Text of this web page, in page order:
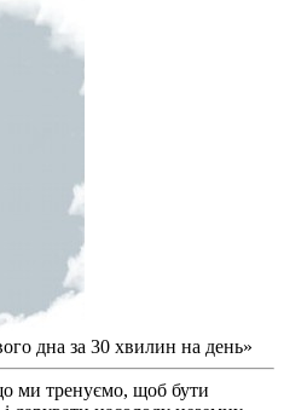
дна за 30 хвилин на день»
ми тренуємо, щоб бути